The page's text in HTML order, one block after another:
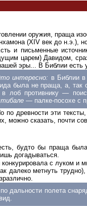
оружия, праща
(XIV век до н.э.),
и письменные
царем) Давидом,
эры... В Библии есть
интересно: в Библии
была не праща, а, так
в лоб противнику —
— палке-посохе с
по древности эти
можно сказать, почти
будто бы праща
догадываться.
с луком и
далеко метнуть
дальности полета